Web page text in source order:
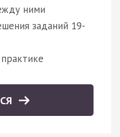
ними
заданий 19-